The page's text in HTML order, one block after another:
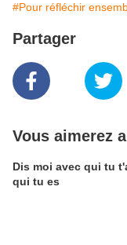
#Pour réfléchir
Partager
Vous aimerez
Dis moi avec qui tu
qui tu es